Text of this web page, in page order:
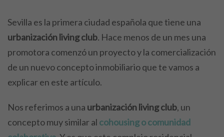
Sevilla es la primera ciudad española que tiene una
urbanización living club. Hace menos de un mes una
promotora comenzó un proyecto y la comercialización
de un nuevo concepto inmobiliario que te vamos a
explicar en este artículo.
Nos referimos a una urbanización living club, un
concepto muy similar al cohousing o comunidad